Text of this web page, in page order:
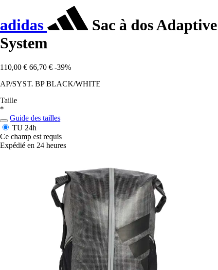
adidas
Sac à dos Adaptive
System
110,00 € 66,70 € -39%
AP/SYST. BP BLACK/WHITE
Taille
*
Guide des tailles
TU 24h
Ce champ est requis
Expédié en 24 heures